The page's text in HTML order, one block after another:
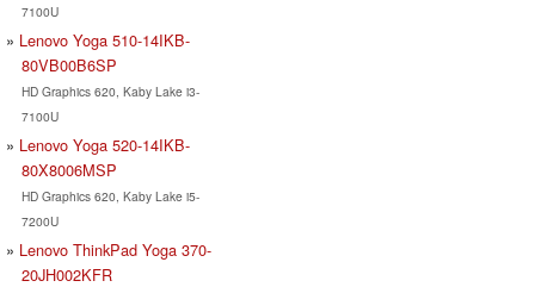
7100U
Lenovo Yoga 510-14IKB-
80VB00B6SP
HD Graphics 620, Kaby Lake i3-
7100U
Lenovo Yoga 520-14IKB-
80X8006MSP
HD Graphics 620, Kaby Lake i5-
7200U
Lenovo ThinkPad Yoga 370-
20JH002KFR